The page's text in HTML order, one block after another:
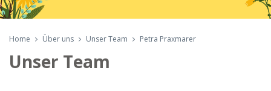
Home Über uns Unser Team Petra Praxmarer
Unser Team